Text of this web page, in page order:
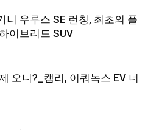
니 우루스 SE 런칭, 최초의 플
이브리드 SUV
오니?_캠리, 이쿼녹스 EV 너